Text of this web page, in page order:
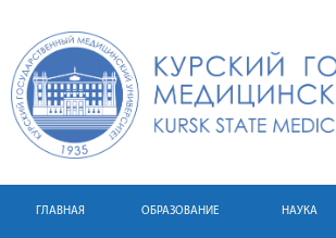
ГЛАВНАЯ ОБРАЗОВАНИЕ НАУКА